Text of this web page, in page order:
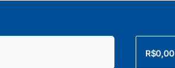
R$0,00